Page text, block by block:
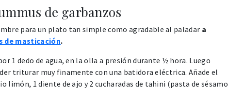
de garbanzos
para un plato tan simple como agradable al paladar a
de masticación.
1 dedo de agua, en la olla a presión durante ½ hora. Luego
triturar muy finamente con una batidora eléctrica. Añade el
limón, 1 diente de ajo y 2 cucharadas de tahini (pasta de sésamo